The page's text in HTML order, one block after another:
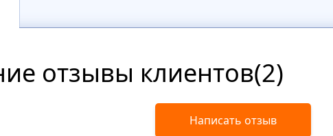
отзывы клиентов(2)
Написать отзыв